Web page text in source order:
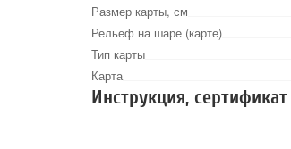
Размер карты, см
Рельеф на шаре (карте)
Тип карты
Карта
Инструкция,